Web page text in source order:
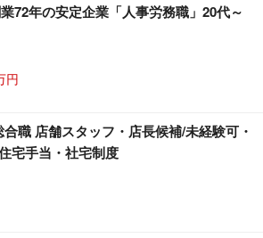
72年の安定企業「人事労務職」20代～
円
職 店舗スタッフ・店長候補/未経験可・
宅手当・社宅制度